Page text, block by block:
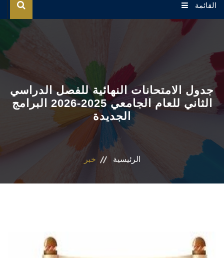
القائمة
الرئيسية
القطاعات
المراكز والوحدات
جدول الامتحانات النهائية للفصل الدراسي
الثاني للعام الجامعي 2025-2026 البرامج
الجديدة
الرئيسية خبر